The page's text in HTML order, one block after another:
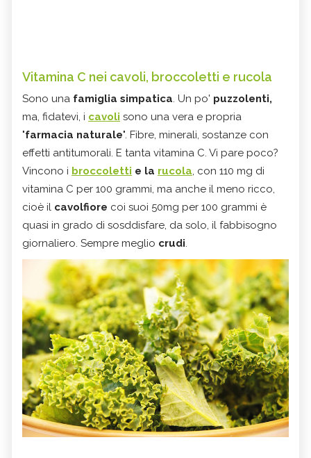
Vitamina C nei cavoli, broccoletti e rucola
Sono una famiglia simpatica. Un po' puzzolenti,
ma, fidatevi, i cavoli sono una vera e propria
"farmacia naturale". Fibre, minerali, sostanze con
effetti antitumorali. E tanta vitamina C. Vi pare poco?
Vincono i broccoletti e la rucola, con 110 mg di
vitamina C per 100 grammi, ma anche il meno ricco,
cioè il cavolfiore coi suoi 50mg per 100 grammi è
quasi in grado di sosddisfare, da solo, il fabbisogno
giornaliero. Sempre meglio crudi.